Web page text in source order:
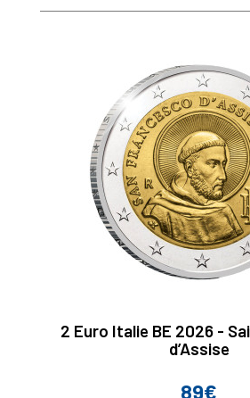
2 Euro Italie BE 2026 -
d’Assise
Prix
89€